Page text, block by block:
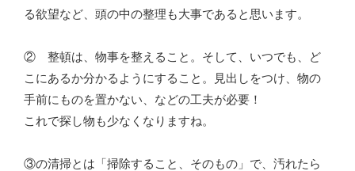
る欲望など、頭の中の整理も大事であると思います。
② 整頓は、物事を整えること。そして、いつでも、ど
こにあるか分かるようにすること。見出しをつけ、物の
手前にものを置かない、などの工夫が必要！
これで探し物も少なくなりますね。
③の清掃とは「掃除すること、そのもの」で、汚れたら